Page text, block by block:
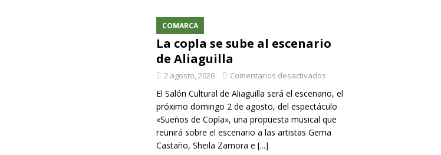
COMARCA
La copla se sube al escenario
de Aliaguilla
2 agosto, 2026 Comentarios desactivados
El Salón Cultural de Aliaguilla será el escenario, el
próximo domingo 2 de agosto, del espectáculo
«Sueños de Copla», una propuesta musical que
reunirá sobre el escenario a las artistas Gema
Castaño, Sheila Zamora e [...]